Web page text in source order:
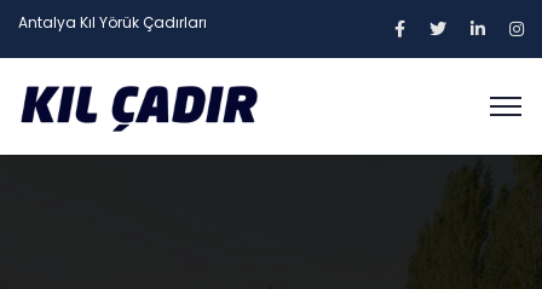
Antalya Kıl Yörük Çadırları